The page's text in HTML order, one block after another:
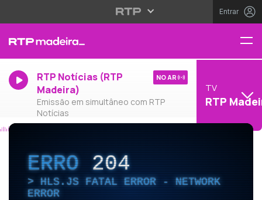
Entrar
RTP Notícias (RTP
Madeira)
Emissão em simultâneo com RTP
Notícias
NO AR
TV
RTP
ERRO204
HLS.JS FATAL ERROR - NETWORK
ERROR